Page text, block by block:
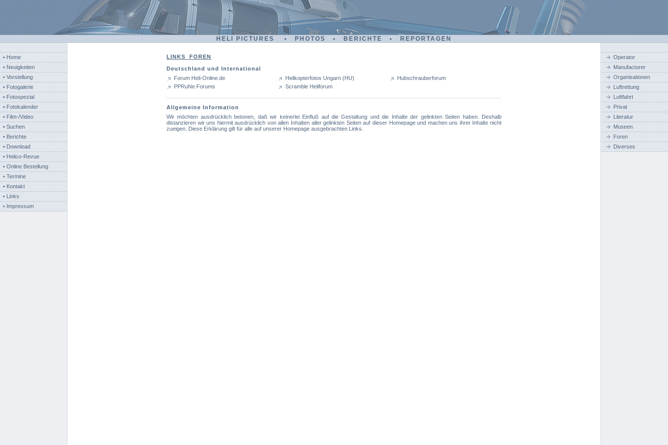
HELI PICTURES • PHOTOS • BERICHTE • REPORTAGEN
• Home
• Neuigkeiten
• Vorstellung
• Fotogalerie
• Fotospezial
• Fotokalender
• Film-/Video
• Suchen
• Berichte
• Download
• Helico-Revue
• Online Bestellung
• Termine
• Kontakt
• Links
• Impressum
LINKS FOREN
Deutschland und International
Forum Heli-Online.de
Helikopterfotos Ungarn (HU)
Hubschrauberforum
PPRuNe Forums
Scramble Heliforum
Allgemeine Information
Wir möchten ausdrücklich betonen, daß wir keinerlei Einfluß auf die Gestaltung und die Inhalte der gelinkten Seiten haben. Deshalb
distanzieren wir uns hiermit ausdrücklich von allen Inhalten aller gelinkten Seiten auf dieser Homepage und machen uns ihrer Inhalte nicht
zueigen. Diese Erklärung gilt für alle auf unserer Homepage ausgebrachten Links.
Operator
Manufacturer
Organisationen
Luftrettung
Luftfahrt
Privat
Literatur
Museen
Foren
Diverses